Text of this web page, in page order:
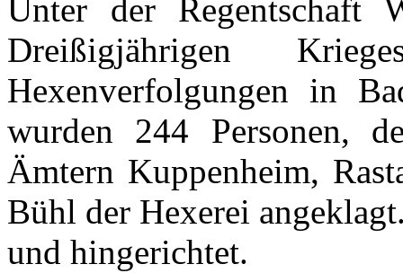
Unter der Regentschaft
Dreißigjährigen
Hexenverfolgungen in
wurden 244 Personen,
Ämtern Kuppenheim,
Bühl der Hexerei angeklagt
und hingerichtet.